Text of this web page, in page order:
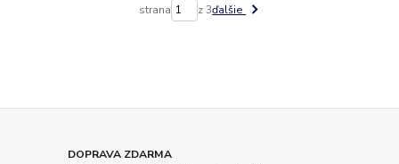
strana z 3ďalšie
DOPRAVA ZDARMA